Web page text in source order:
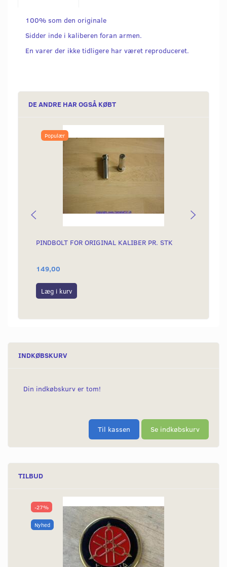
100% som den originale
Sidder inde i kaliberen foran armen.
En varer der ikke tidligere har været reproduceret.
DE ANDRE HAR OGSÅ KØBT
Populær
PINDBOLT FOR ORIGINAL KALIBER PR. STK
149,00
Læg i kurv
INDKØBSKURV
Din indkøbskurv er tom!
Til kassen Se indkøbskurv
TILBUD
-27%
Nyhed